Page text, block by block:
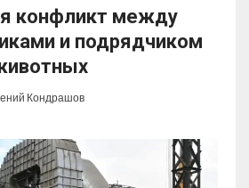
конфликт между
и подрядчиком
Кондрашов